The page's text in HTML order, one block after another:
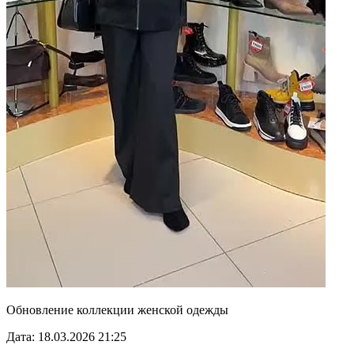
Обновление коллекции женской одежды
Дата: 18.03.2026 21:25